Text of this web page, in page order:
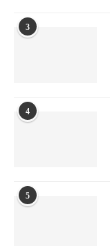
3
4
5